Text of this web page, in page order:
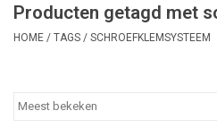
Producten getagd met
HOME / TAGS / SCHROEFKLEMSYSTEEM